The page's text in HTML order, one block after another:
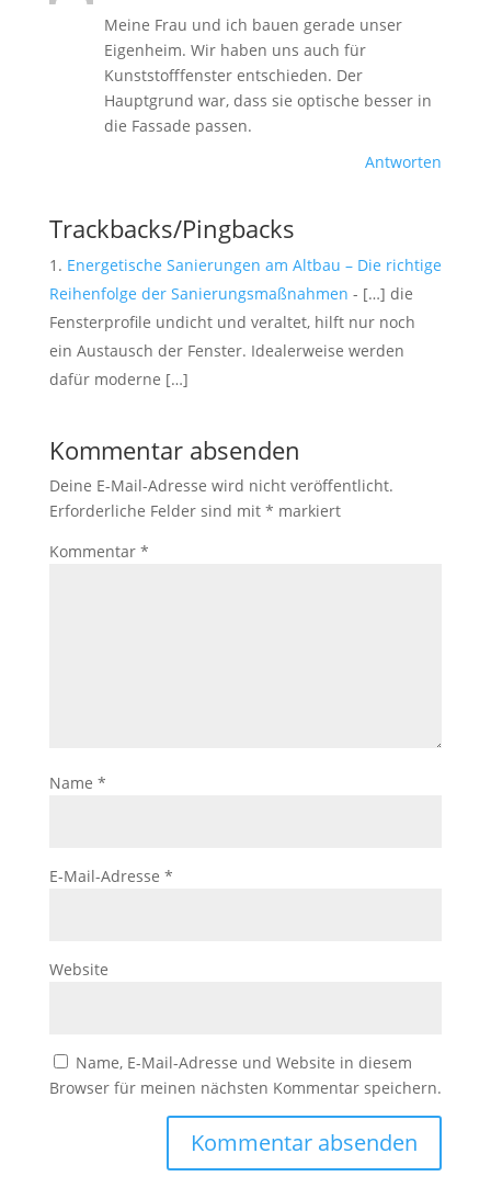
Meine Frau und ich bauen gerade unser
Eigenheim. Wir haben uns auch für
Kunststofffenster entschieden. Der
Hauptgrund war, dass sie optische besser in
die Fassade passen.
Antworten
Trackbacks/Pingbacks
Energetische Sanierungen am Altbau – Die richtige
Reihenfolge der Sanierungsmaßnahmen - […] die
Fensterprofile undicht und veraltet, hilft nur noch
ein Austausch der Fenster. Idealerweise werden
dafür moderne […]
Kommentar absenden
Deine E-Mail-Adresse wird nicht veröffentlicht.
Erforderliche Felder sind mit * markiert
Kommentar *
Name *
E-Mail-Adresse *
Website
Name, E-Mail-Adresse und Website in diesem
Browser für meinen nächsten Kommentar speichern.